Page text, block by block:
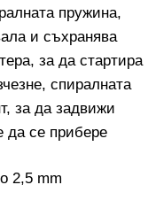
пружина,
и съхранява
за да стартира
спиралната
за да задвижи
да се прибере
2,5 mm